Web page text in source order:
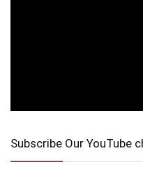
Subscribe Our YouTube